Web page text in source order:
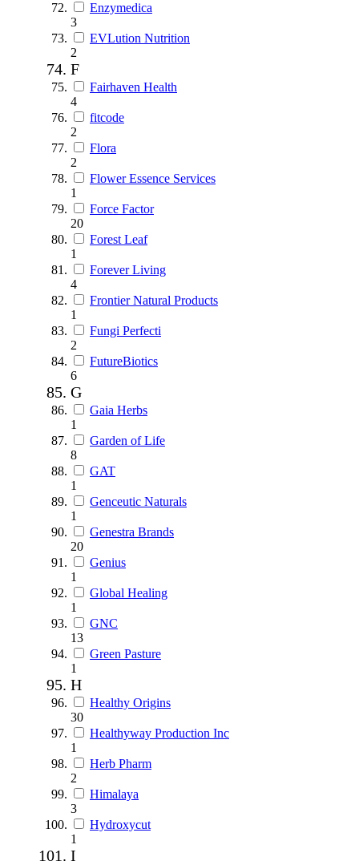
Enzymedica
3
EVLution Nutrition
2
F
Fairhaven Health
4
fitcode
2
Flora
2
Flower Essence Services
1
Force Factor
20
Forest Leaf
1
Forever Living
4
Frontier Natural Products
1
Fungi Perfecti
2
FutureBiotics
6
G
Gaia Herbs
1
Garden of Life
8
GAT
1
Genceutic Naturals
1
Genestra Brands
20
Genius
1
Global Healing
1
GNC
13
Green Pasture
1
H
Healthy Origins
30
Healthyway Production Inc
1
Herb Pharm
2
Himalaya
3
Hydroxycut
1
I